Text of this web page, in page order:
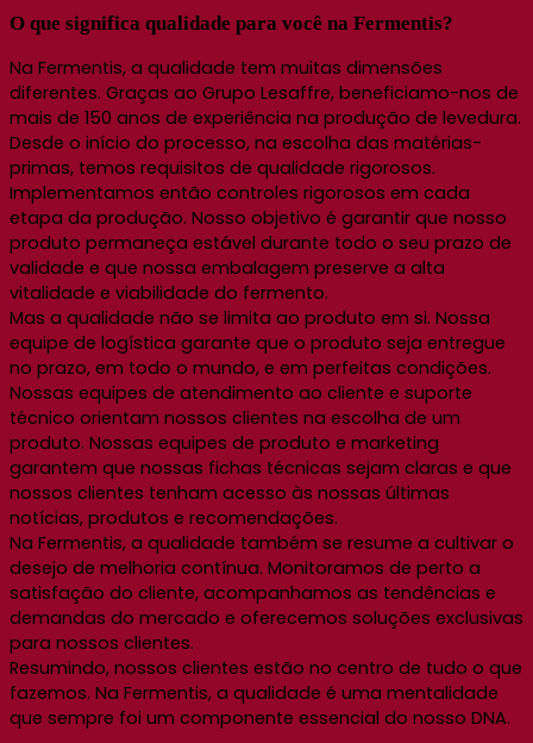
O que significa qualidade para você na Fermentis?
Na Fermentis, a qualidade tem muitas dimensões
diferentes. Graças ao Grupo Lesaffre, beneficiamo-nos de
mais de 150 anos de experiência na produção de levedura.
Desde o início do processo, na escolha das matérias-
primas, temos requisitos de qualidade rigorosos.
Implementamos então controles rigorosos em cada
etapa da produção. Nosso objetivo é garantir que nosso
produto permaneça estável durante todo o seu prazo de
validade e que nossa embalagem preserve a alta
vitalidade e viabilidade do fermento.
Mas a qualidade não se limita ao produto em si. Nossa
equipe de logística garante que o produto seja entregue
no prazo, em todo o mundo, e em perfeitas condições.
Nossas equipes de atendimento ao cliente e suporte
técnico orientam nossos clientes na escolha de um
produto. Nossas equipes de produto e marketing
garantem que nossas fichas técnicas sejam claras e que
nossos clientes tenham acesso às nossas últimas
notícias, produtos e recomendações.
Na Fermentis, a qualidade também se resume a cultivar o
desejo de melhoria contínua. Monitoramos de perto a
satisfação do cliente, acompanhamos as tendências e
demandas do mercado e oferecemos soluções exclusivas
para nossos clientes.
Resumindo, nossos clientes estão no centro de tudo o que
fazemos. Na Fermentis, a qualidade é uma mentalidade
que sempre foi um componente essencial do nosso DNA.